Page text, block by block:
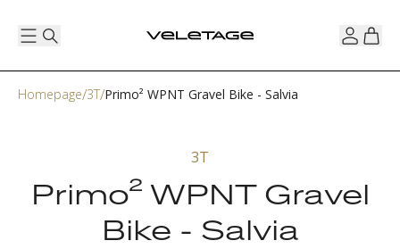
Homepage 3T Primo² WPNT Gravel Bike - Salvia
3T
Primo² WPNT Gravel
Bike - Salvia